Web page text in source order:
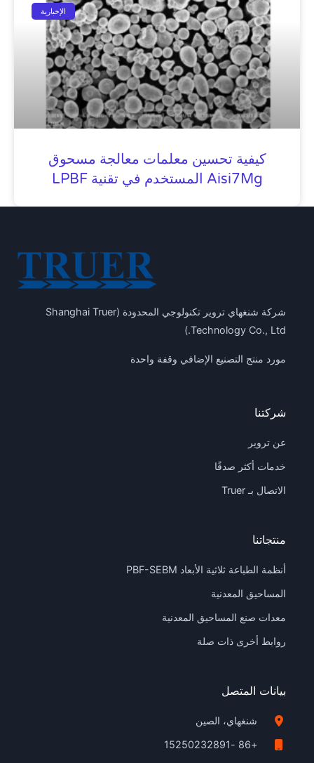
الإخبارية
كيفية تحسين معلمات معالجة مسحوق
Aisi7Mg المستخدم في تقنية LPBF
شركة شنغهاي تروير تكنولوجي المحدودة (Shanghai Truer
Technology Co., Ltd.)
مورد منتج التصنيع الإضافي وقفة واحدة
شركتنا
عن تروير
خدمات أكثر صدقًا
الاتصال بـ Truer
منتجاتنا
أنظمة الطباعة ثلاثية الأبعاد PBF-SEBM
المساحيق المعدنية
معدات صنع المساحيق المعدنية
روابط أخرى ذات صلة
بيانات المتصل
شنغهاي، الصين
+86 -15250232891